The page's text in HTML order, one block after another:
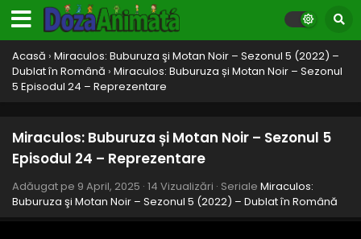
Acasă › Miraculos: Buburuza şi Motan Noir – Sezonul 5 (2022) –
Dublat în Română › Miraculos: Buburuza și Motan Noir – Sezonul
5 Episodul 24 – Reprezentare
Miraculos: Buburuza și Motan Noir – Sezonul 5
Episodul 24 – Reprezentare
Adăugat pe 9 April, 2025 · 14 Vizualizări · Seriale Miraculos:
Buburuza şi Motan Noir – Sezonul 5 (2022) – Dublat în Română